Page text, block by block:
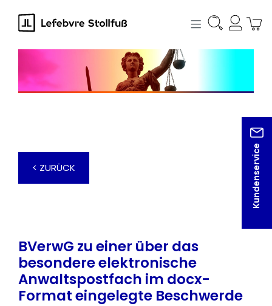
springen
Kundenservice
< ZURÜCK
BVerwG zu einer über das
besondere elektronische
Anwaltspostfach im docx-
Format eingelegte Beschwerde